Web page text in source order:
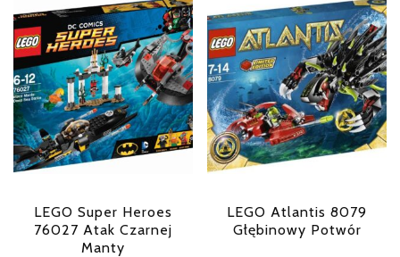
LEGO Super Heroes
76027 Atak Czarnej
Manty
LEGO Atlantis 8079
Głębinowy Potwór